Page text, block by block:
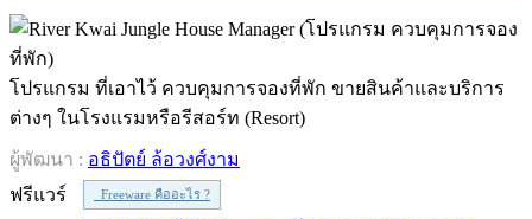
โปรแกรม ที่เอาไว้ ควบคุมการจองที่พัก ขายสินค้าและบริการ
ต่างๆ ในโรงแรมหรือรีสอร์ท (Resort)
ผู้พัฒนา : อธิปัตย์ ล้อวงศ์งาม
ฟรีแวร์
Freeware คืออะไร ?